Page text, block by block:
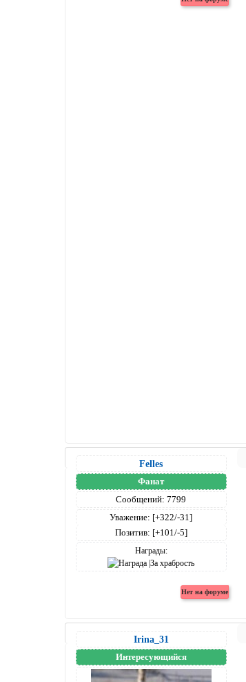
Felles
Фанат
Сообщений: 7799
Уважение: [+322/-31]
Позитив: [+101/-5]
Награды:
Irina_31
Интересующийся